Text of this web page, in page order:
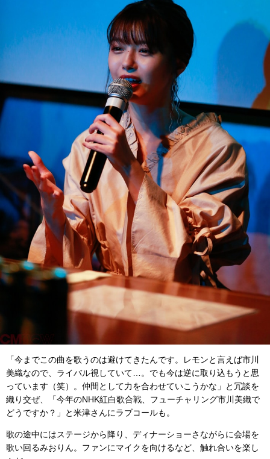
「今までこの曲を歌うのは避けてきたんです。レモンと言えば市川
美織なので、ライバル視していて…。でも今は逆に取り込もうと思
っています（笑）。仲間として力を合わせていこうかな」と冗談を
織り交ぜ、「今年のNHK紅白歌合戦、フューチャリング市川美織で
どうですか？」と米津さんにラブコールも。
歌の途中にはステージから降り、ディナーショーさながらに会場を
歌い回るみおりん。ファンにマイクを向けるなど、触れ合いを楽し